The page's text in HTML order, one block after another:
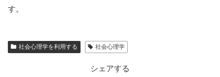
す。
社会心理学を利用する 社会心理学
シェアする